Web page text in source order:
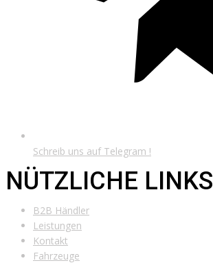
Schreib uns auf Telegram !
NÜTZLICHE LINKS
B2B Händler
Leistungen
Kontakt
Fahrzeuge